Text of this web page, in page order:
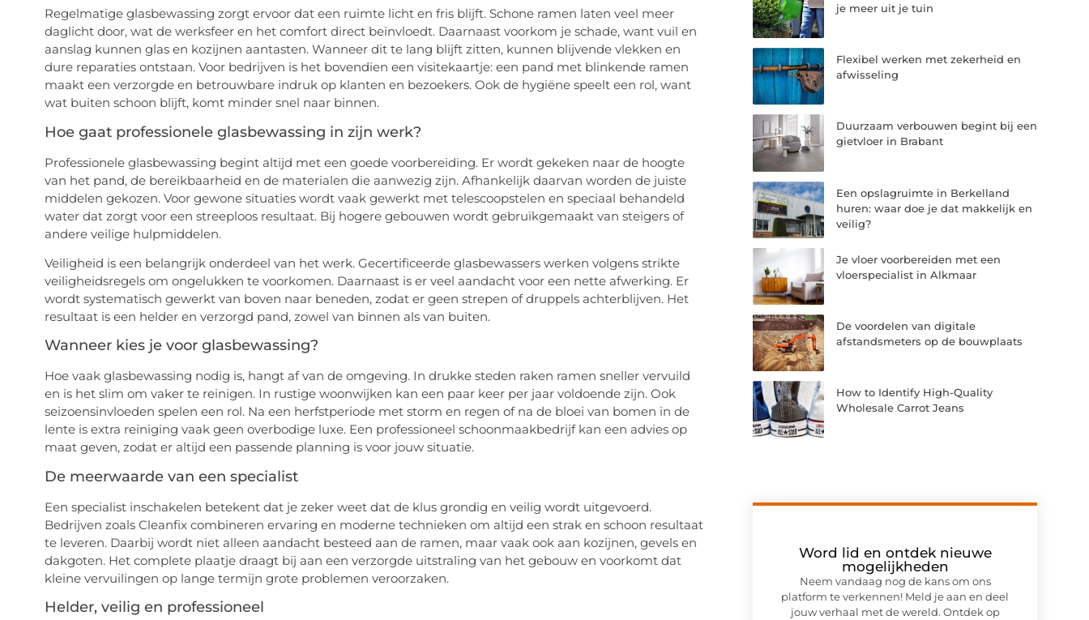
Regelmatige glasbewassing zorgt ervoor dat een ruimte licht en fris blijft. Schone ramen laten veel meer
daglicht door, wat de werksfeer en het comfort direct beïnvloedt. Daarnaast voorkom je schade, want vuil en
aanslag kunnen glas en kozijnen aantasten. Wanneer dit te lang blijft zitten, kunnen blijvende vlekken en
dure reparaties ontstaan. Voor bedrijven is het bovendien een visitekaartje: een pand met blinkende ramen
maakt een verzorgde en betrouwbare indruk op klanten en bezoekers. Ook de hygiëne speelt een rol, want
wat buiten schoon blijft, komt minder snel naar binnen.
Hoe gaat professionele glasbewassing in zijn werk?
Professionele glasbewassing begint altijd met een goede voorbereiding. Er wordt gekeken naar de hoogte
van het pand, de bereikbaarheid en de materialen die aanwezig zijn. Afhankelijk daarvan worden de juiste
middelen gekozen. Voor gewone situaties wordt vaak gewerkt met telescoopstelen en speciaal behandeld
water dat zorgt voor een streeploos resultaat. Bij hogere gebouwen wordt gebruikgemaakt van steigers of
andere veilige hulpmiddelen.
Veiligheid is een belangrijk onderdeel van het werk. Gecertificeerde glasbewassers werken volgens strikte
veiligheidsregels om ongelukken te voorkomen. Daarnaast is er veel aandacht voor een nette afwerking. Er
wordt systematisch gewerkt van boven naar beneden, zodat er geen strepen of druppels achterblijven. Het
resultaat is een helder en verzorgd pand, zowel van binnen als van buiten.
Wanneer kies je voor glasbewassing?
Hoe vaak glasbewassing nodig is, hangt af van de omgeving. In drukke steden raken ramen sneller vervuild
en is het slim om vaker te reinigen. In rustige woonwijken kan een paar keer per jaar voldoende zijn. Ook
seizoensinvloeden spelen een rol. Na een herfstperiode met storm en regen of na de bloei van bomen in de
lente is extra reiniging vaak geen overbodige luxe. Een professioneel schoonmaakbedrijf kan een advies op
maat geven, zodat er altijd een passende planning is voor jouw situatie.
De meerwaarde van een specialist
Een specialist inschakelen betekent dat je zeker weet dat de klus grondig en veilig wordt uitgevoerd.
Bedrijven zoals Cleanfix combineren ervaring en moderne technieken om altijd een strak en schoon resultaat
te leveren. Daarbij wordt niet alleen aandacht besteed aan de ramen, maar vaak ook aan kozijnen, gevels en
dakgoten. Het complete plaatje draagt bij aan een verzorgde uitstraling van het gebouw en voorkomt dat
kleine vervuilingen op lange termijn grote problemen veroorzaken.
Helder, veilig en professioneel
je meer uit je tuin
Flexibel werken met zekerheid en
afwisseling
Duurzaam verbouwen begint bij een
gietvloer in Brabant
Een opslagruimte in Berkelland
huren: waar doe je dat makkelijk en
veilig?
Je vloer voorbereiden met een
vloerspecialist in Alkmaar
De voordelen van digitale
afstandsmeters op de bouwplaats
How to Identify High-Quality
Wholesale Carrot Jeans
Word lid en ontdek nieuwe
mogelijkheden
Neem vandaag nog de kans om ons
platform te verkennen! Meld je aan en deel
jouw verhaal met de wereld. Ontdek op